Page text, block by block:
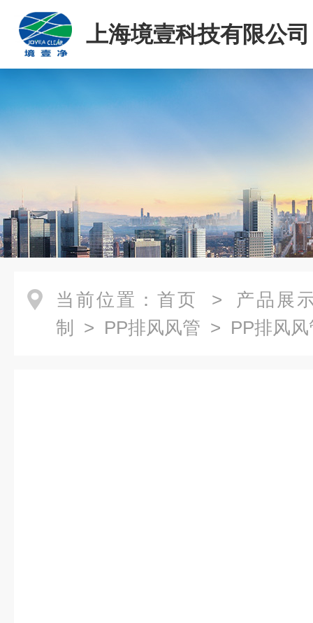
上海境壹科技有限公司
当前位置： 首页 > 产品展
制
> PP排风风管 > PP排风风